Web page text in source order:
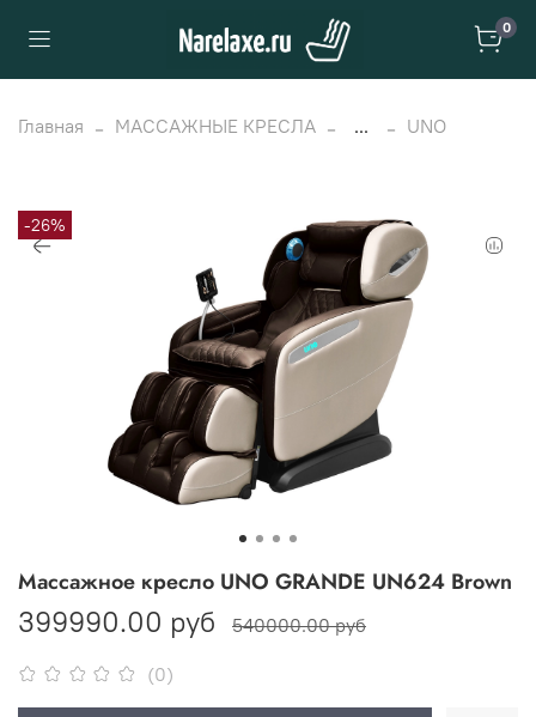
0
Главная МАССАЖНЫЕ КРЕСЛА ... UNO
-26%
(0)
Массажное кресло UNO GRANDE UN624 Brown
399990.00 руб 540000.00 руб